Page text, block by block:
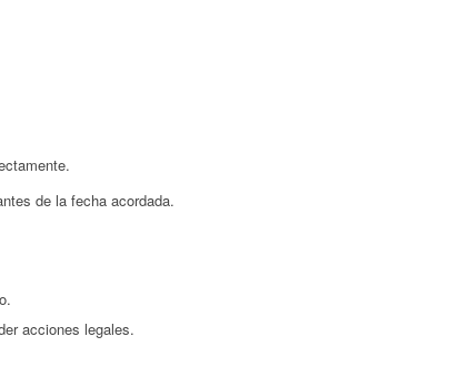
de la fecha acordada.
acciones legales.